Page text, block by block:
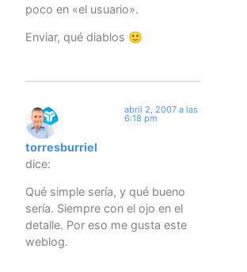
poco en «el usuario».
Enviar, qué diablos 🙂
torresburriel
dice:
abril 2, 2007 a las
6:18 pm
Qué simple sería, y qué bueno
sería. Siempre con el ojo en el
detalle. Por eso me gusta este
weblog.